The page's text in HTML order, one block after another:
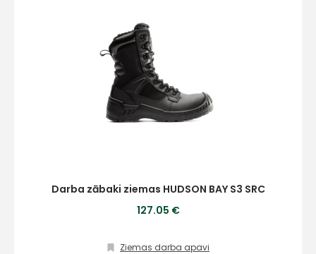
Darba zābaki ziemas HUDSON BAY S3 SRC
127.05 €
Ziemas darba apavi